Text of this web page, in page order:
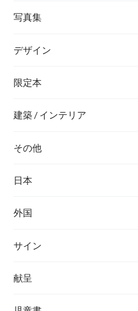
写真集
デザイン
限定本
建築 / インテリア
その他
日本
外国
サイン
献呈